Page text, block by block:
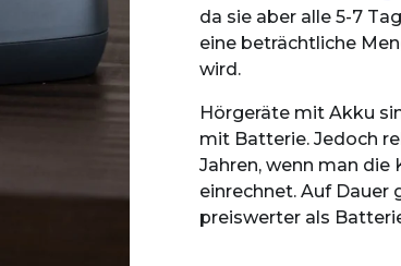
da sie aber alle 5-7
eine beträchtliche
wird.
Hörgeräte mit Akku
mit Batterie. Jedoch
Jahren, wenn man
einrechnet. Auf
preiswerter als